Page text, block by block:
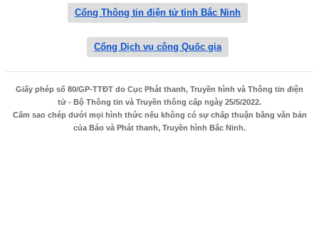
Cổng Thông tin điện tử tỉnh Bắc Ninh
Cổng Dịch vụ công Quốc gia
Giấy phép số 80/GP-TTĐT do Cục Phát thanh, Truyền hình và Thông tin điện
tử - Bộ Thông tin và Truyền thông cấp ngày 25/5/2022.
Cấm sao chép dưới mọi hình thức nếu không có sự chấp thuận bằng văn bản
của Báo và Phát thanh, Truyền hình Bắc Ninh.